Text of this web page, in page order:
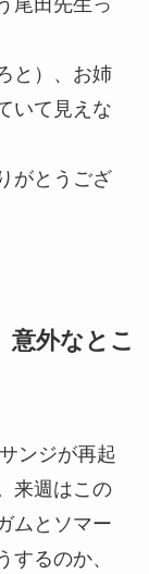
と）、お姉
いて見えな
がとうござ
外なとこ
ンジが再起
来週はこの
ムとソマー
するのか、